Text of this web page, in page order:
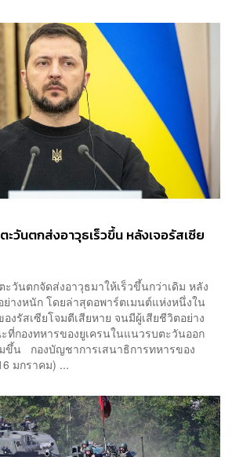
ะวันตกส่งอาวุธเร็วขึ้น หลังเจอรัสเซีย
ะวันตกจัดส่งอาวุธมาให้เร็วขึ้นกว่าเดิม หลัง
างหนัก โดยล่าสุดอพาร์ตเมนต์แห่งหนึ่งใน
งรัสเซียโจมตีเสียหาย จนมีผู้เสียชีวิตอย่าง
กองทหารของยูเครนในแนวรบตะวันออก
ขึ้น กองบัญชาการเสนาธิการทหารของ
มกราคม) ...